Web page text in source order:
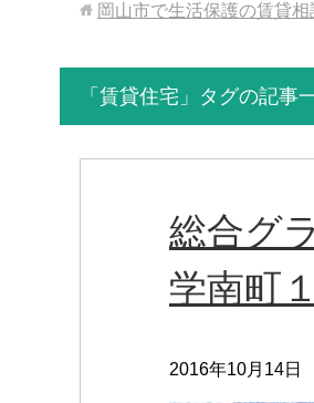
岡山市で生活保護の賃貸
「賃貸住宅」タグの記事
総合グ
学南町
2016年10月14日